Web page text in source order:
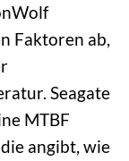
Faktoren ab,
Seagate
MTBF
angibt, wie